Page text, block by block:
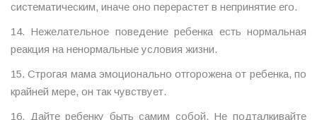
систематическим, иначе оно перерастет в непринятие его.
14. Нежелательное поведение ребенка есть нормальная
реакция на ненормальные условия жизни.
15. Строгая мама эмоционально отгорожена от ребенка, по
крайней мере, он так чувствует.
16. Дайте ребенку быть самим собой. Не подталкивайте